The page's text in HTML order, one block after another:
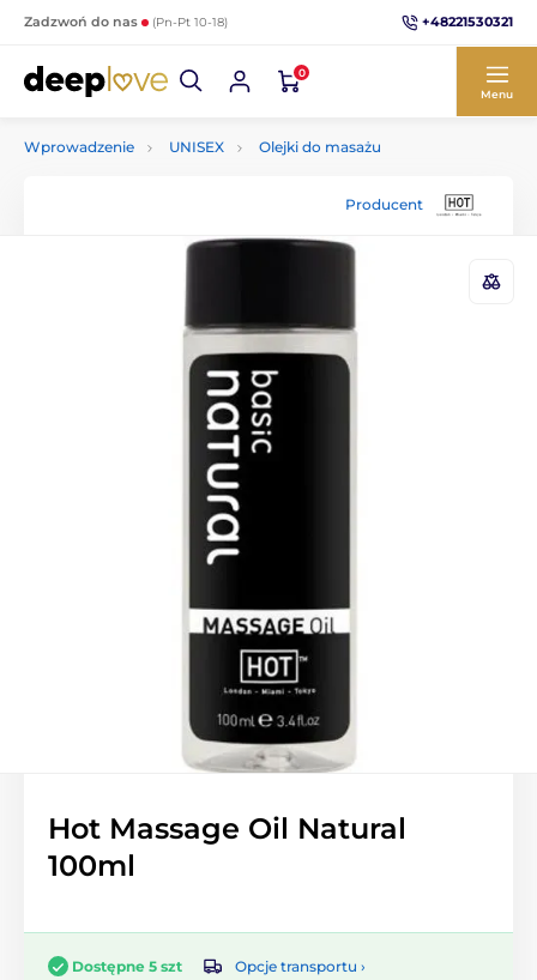
Zadzwoń do nas (Pn-Pt 10-18) +48221530321
0
Menu
Wprowadzenie UNISEX Olejki do masażu
Producent
Hot Massage Oil Natural
100ml
Dostępne 5 szt
Opcje transportu ›